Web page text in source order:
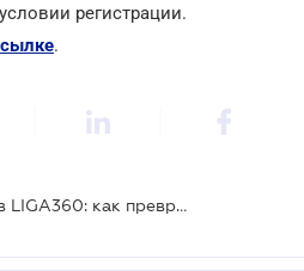
регистрации.
.
Бесплатный вебинар "AI в LIGA360: как превратить поток информации в готовые ответы и решения"